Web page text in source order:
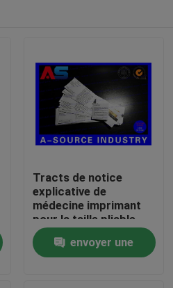
Tracts de notice
explicative de
médecine imprimant
pour la taille pliable
45mm de l'injection
10ml
envoyer une